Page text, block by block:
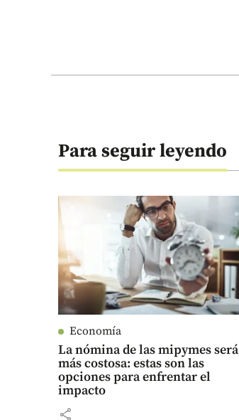
Para seguir leyendo
Economía
La nómina de las mipymes será
más costosa: estas son las
opciones para enfrentar el
impacto
share